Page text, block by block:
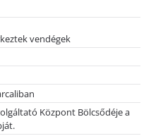
vendégek
Központ Bölcsődéje a